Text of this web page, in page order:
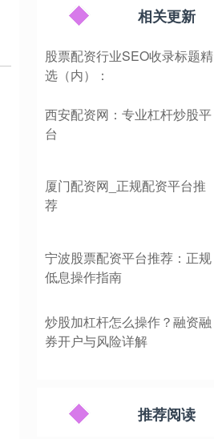
相关更新
股票配资行业SEO收录标题精
选（内）：
西安配资网：专业杠杆炒股平
台
厦门配资网_正规配资平台推
荐
宁波股票配资平台推荐：正规
低息操作指南
炒股加杠杆怎么操作？融资融
券开户与风险详解
推荐阅读